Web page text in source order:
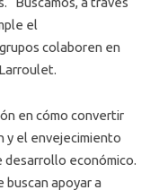
el
colaboren en
en cómo convertir
y el envejecimiento
desarrollo económico.
buscan apoyar a